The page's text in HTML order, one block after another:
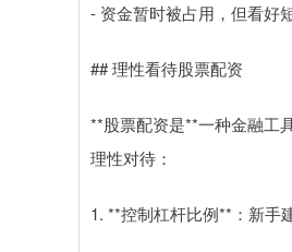
- 资金暂时被占用，但看好
## 理性看待股票配资
**股票配资是**一种金融工
理性对待：
1. **控制杠杆比例**：新手